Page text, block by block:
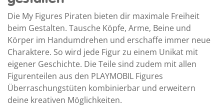
Die My Figures Piraten bieten dir maximale Freiheit
beim Gestalten. Tausche Köpfe, Arme, Beine und
Körper im Handumdrehen und erschaffe immer neue
Charaktere. So wird jede Figur zu einem Unikat mit
eigener Geschichte. Die Teile sind zudem mit allen
Figurenteilen aus den PLAYMOBIL Figures
Überraschungstüten kombinierbar und erweitern
deine kreativen Möglichkeiten.